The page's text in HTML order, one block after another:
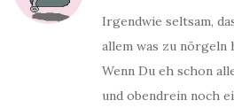
Irgendwie seltsam,
allem was zu nörgeln
Wenn Du eh schon
und obendrein noch